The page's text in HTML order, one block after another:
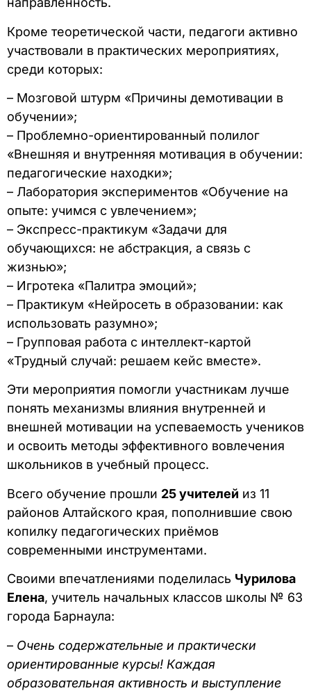
Кроме теоретической части, педагоги активно
участвовали в практических мероприятиях,
среди которых:
– Мозговой штурм «Причины демотивации в
обучении»;
– Проблемно-ориентированный полилог
«Внешняя и внутренняя мотивация в обучении:
педагогические находки»;
– Лаборатория экспериментов «Обучение на
опыте: учимся с увлечением»;
– Экспресс-практикум «Задачи для
обучающихся: не абстракция, а связь с
жизнью»;
– Игротека «Палитра эмоций»;
– Практикум «Нейросеть в образовании: как
использовать разумно»;
– Групповая работа с интеллект-картой
«Трудный случай: решаем кейс вместе».
Эти мероприятия помогли участникам лучше
понять механизмы влияния внутренней и
внешней мотивации на успеваемость учеников
и освоить методы эффективного вовлечения
школьников в учебный процесс.
Всего обучение прошли 25 учителей из 11
районов Алтайского края, пополнившие свою
копилку педагогических приёмов
современными инструментами.
Своими впечатлениями поделилась Чурилова
Елена, учитель начальных классов школы № 63
города Барнаула:
– Очень содержательные и практически
ориентированные курсы! Каждая
образовательная активность и выступление